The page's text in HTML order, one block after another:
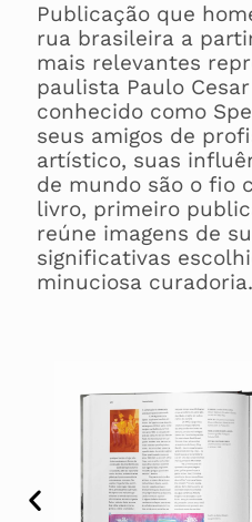
Publicação que
rua brasileira a
mais relevantes
paulista Paulo
conhecido como
seus amigos de
artístico, suas
de mundo são o fio
livro, primeiro
reúne imagens de
significativas
minuciosa curadoria.